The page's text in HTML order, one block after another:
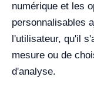
numérique et les
personnalisables
l'utilisateur, qu'il
mesure ou de
d'analyse.